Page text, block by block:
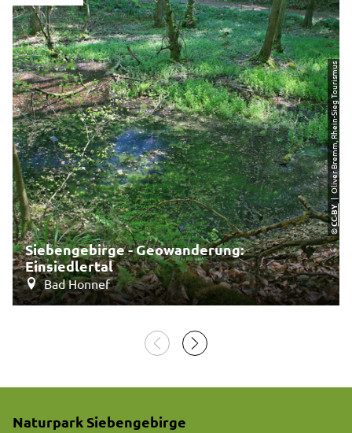
Siebengebirge - Geowanderung:
Einsiedlertal
Bad Honnef
©
CC-BY
| Oliver Bremm, Rhein-Sieg Tourismus
Naturpark Siebengebirge